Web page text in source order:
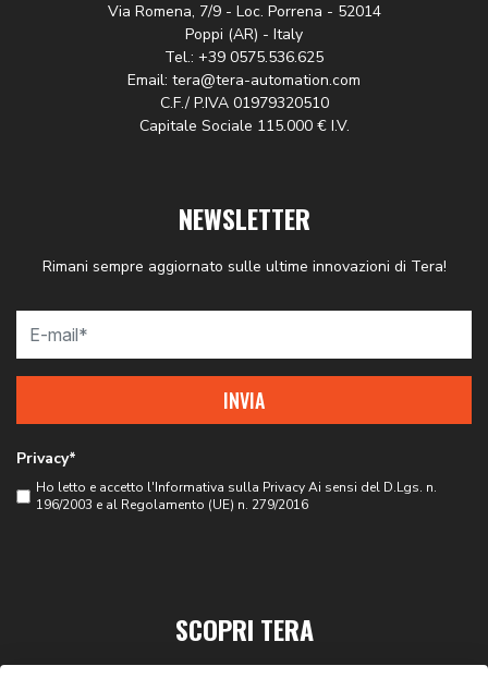
Via Romena, 7/9 - Loc. Porrena - 52014
Poppi (AR) - Italy
Tel.: +39 0575.536.625
Email: tera@tera-automation.com
C.F./ P.IVA 01979320510
Capitale Sociale 115.000 € I.V.
NEWSLETTER
Rimani sempre aggiornato sulle ultime innovazioni di Tera!
INVIA
Privacy*
Ho letto e accetto l'Informativa sulla PrivacyAi sensi del D.Lgs. n.
196/2003 e al Regolamento (UE) n. 279/2016
SCOPRI TERA